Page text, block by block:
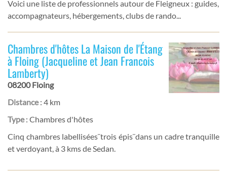
Voici une liste de professionnels autour de Fleigneux : guides,
accompagnateurs, hébergements, clubs de rando...
Chambres d'hôtes La Maison de l'Étang
à Floing (Jacqueline et Jean Francois
Lamberty)
08200 Floing
Distance: 4 km
Type: Chambres d'hôtes
Cinq chambres labellisées¨trois épis¨dans un cadre tranquille
et verdoyant, à 3 kms de Sedan.